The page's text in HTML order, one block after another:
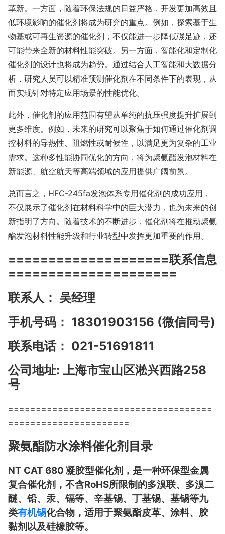
革新。一方面，随着环保法规的日益严格，开发更加高效且
低环境影响的催化剂将成为研究的重点。例如，探索基于生
物基或可再生资源的催化剂，不仅能进一步降低碳足迹，还
可能带来全新的材料性能突破。另一方面，智能化和定制化
催化剂的设计也将成为趋势。通过结合人工智能和大数据分
析，研究人员可以精准预测催化剂在不同条件下的表现，从
而实现针对特定应用场景的性能优化。
此外，催化剂的应用范围有望从单纯的抗压强度提升扩展到
更多维度。例如，未来的研究可以聚焦于如何通过催化剂调
控材料的导热性、阻燃性或耐候性，以满足更为复杂的工业
需求。这种多性能协同优化的方向，将为聚氨酯发泡材料在
新能源、航空航天等高端领域的应用提供广阔前景。
总而言之，HFC-245fa发泡体系专用催化剂的成功应用，
不仅展示了催化剂在材料科学中的巨大潜力，也为未来的创
新指明了方向。随着技术的不断进步，催化剂将在推动聚氨
酯发泡材料性能升级和行业转型中发挥更加重要的作用。
====================联系信息
=====================
联系人： 吴经理
手机号码： 18301903156 (微信同号)
联系电话： 021-51691811
公司地址: 上海市宝山区淞兴西路258
号
=====================================
======================
聚氨酯防水涂料催化剂目录
NT CAT 680 凝胶型催化剂，是一种环保型金属
复合催化剂，不含RoHS所限制的多溴联、多溴二
醚、铅、汞、镉等、辛基锡、丁基锡、基锡等九
类有机锡化合物，适用于聚氨酯皮革、涂料、胶
黏剂以及硅橡胶等。